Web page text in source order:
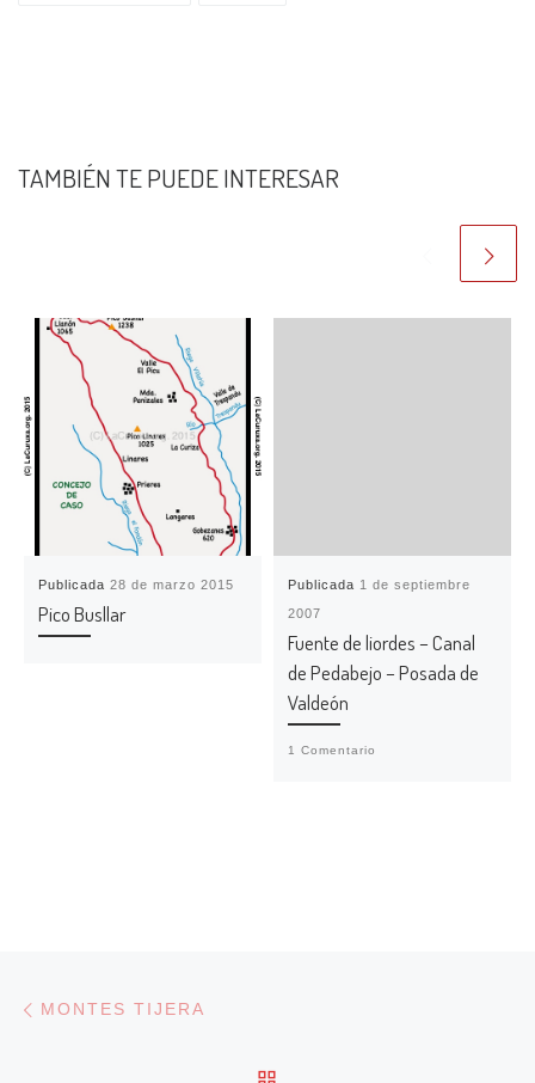
TAMBIÉN TE PUEDE INTERESAR
Publicada28 de marzo 2015
Pico Busllar
Publicada 1 de septiembre
2007
Fuente de liordes – Canal
de Pedabejo – Posada de
Valdeón
1 Comentario
Navegación de entradas
MONTES TIJERA